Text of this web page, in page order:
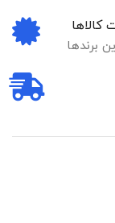
کالاها
برندها